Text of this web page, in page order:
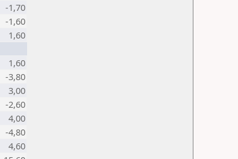
-1,70
-1,60
1,60
1,60
-3,80
3,00
-2,60
4,00
-4,80
4,60